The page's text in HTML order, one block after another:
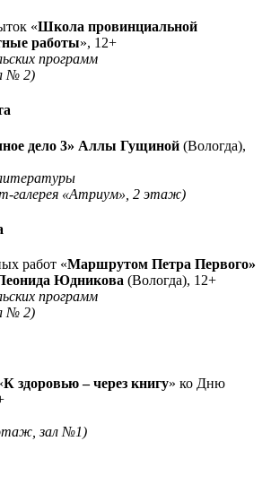
«Школа провинциальной
работы», 12+
программ
№ 2)
дело 3» Аллы Гущиной (Вологда),
галерея «Атриум», 2 этаж)
работ «Маршрутом Петра Первого»
Юдникова (Вологда), 12+
программ
№ 2)
К здоровью – через книгу» ко Дню
зал №1)